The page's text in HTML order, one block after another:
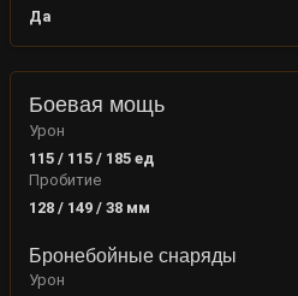
Да
Боевая мощь
Урон
115 / 115 / 185 ед
Пробитие
128 / 149 / 38 мм
Бронебойные снаряды
Урон